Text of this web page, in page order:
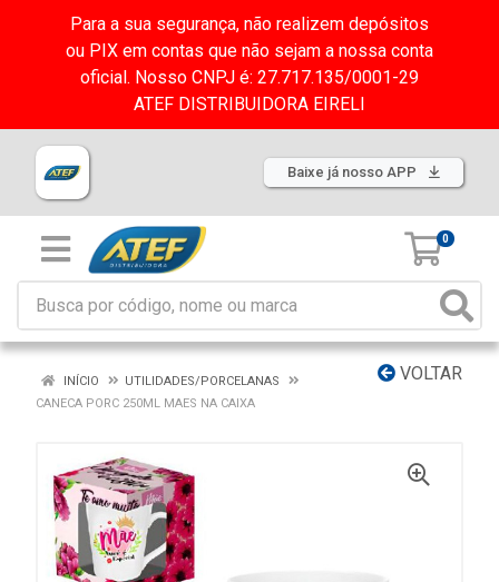
Para a sua segurança, não realizem depósitos
ou PIX em contas que não sejam a nossa conta
oficial. Nosso CNPJ é: 27.717.135/0001-29
ATEF DISTRIBUIDORA EIRELI
Baixe já nosso APP
0
VOLTAR
INÍCIO
UTILIDADES/PORCELANAS
CANECA PORC 250ML MAES NA CAIXA